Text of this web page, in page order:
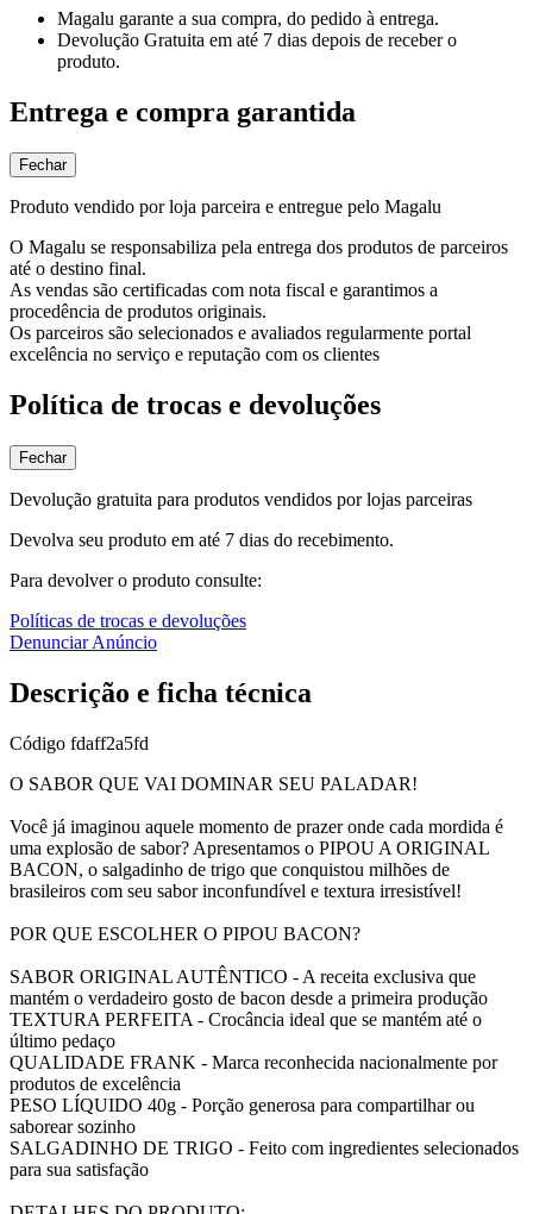
Magalu garante a sua compra, do pedido à entrega.
Devolução Gratuita em até 7 dias depois de receber o
produto.
Entrega e compra garantida
Fechar
Produto vendido por loja parceira e entregue pelo Magalu
O Magalu se responsabiliza pela entrega dos produtos de parceiros
até o destino final.
As vendas são certificadas com nota fiscal e garantimos a
procedência de produtos originais.
Os parceiros são selecionados e avaliados regularmente portal
excelência no serviço e reputação com os clientes
Política de trocas e devoluções
Fechar
Devolução gratuita para produtos vendidos por lojas parceiras
Devolva seu produto em até 7 dias do recebimento.
Para devolver o produto consulte:
Políticas de trocas e devoluções
Denunciar Anúncio
Descrição e ficha técnica
Código fdaff2a5fd
O SABOR QUE VAI DOMINAR SEU PALADAR!
Você já imaginou aquele momento de prazer onde cada mordida é
uma explosão de sabor? Apresentamos o PIPOU A ORIGINAL
BACON, o salgadinho de trigo que conquistou milhões de
brasileiros com seu sabor inconfundível e textura irresistível!
POR QUE ESCOLHER O PIPOU BACON?
SABOR ORIGINAL AUTÊNTICO - A receita exclusiva que
mantém o verdadeiro gosto de bacon desde a primeira produção
TEXTURA PERFEITA - Crocância ideal que se mantém até o
último pedaço
QUALIDADE FRANK - Marca reconhecida nacionalmente por
produtos de excelência
PESO LÍQUIDO 40g - Porção generosa para compartilhar ou
saborear sozinho
SALGADINHO DE TRIGO - Feito com ingredientes selecionados
para sua satisfação